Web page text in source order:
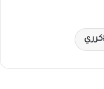
كرري